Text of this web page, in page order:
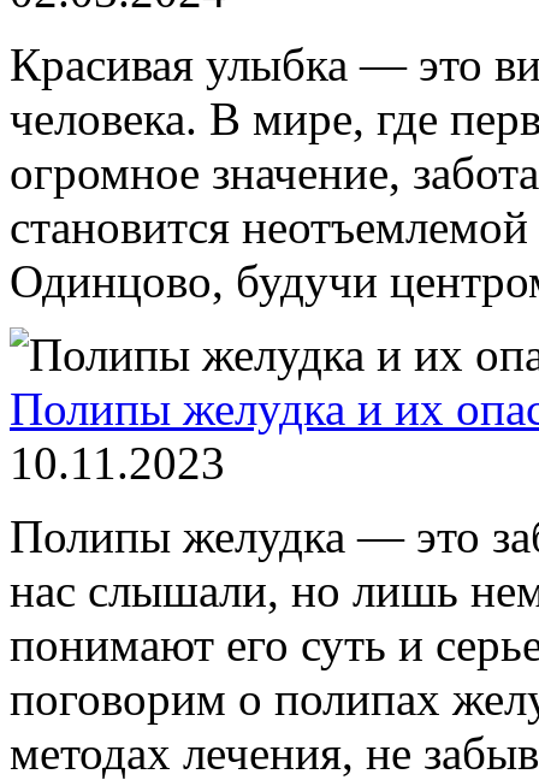
Красивая улыбка — это
человека. В мире, где
огромное значение,
становится
Одинцово, будучи
Полипы желудка и их
10.11.2023
Полипы желудка — это
нас слышали, но лишь
понимают его суть и
поговорим о полипах
методах лечения, не